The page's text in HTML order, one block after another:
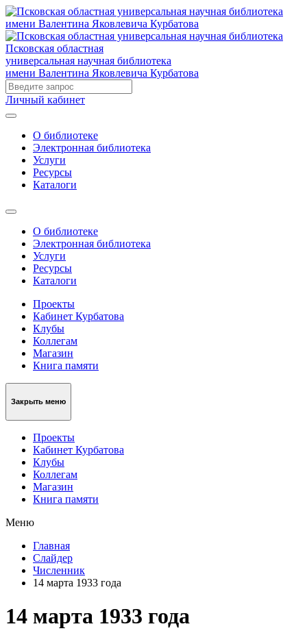
Псковская областная
универсальная научная библиотека
имени Валентина Яковлевича Курбатова
Личный кабинет
О библиотеке
Электронная библиотека
Услуги
Ресурсы
Каталоги
О библиотеке
Электронная библиотека
Услуги
Ресурсы
Каталоги
Проекты
Кабинет Курбатова
Клубы
Коллегам
Магазин
Книга памяти
Закрыть меню
Проекты
Кабинет Курбатова
Клубы
Коллегам
Магазин
Книга памяти
Меню
Главная
Слайдер
Численник
14 марта 1933 года
14 марта 1933 года